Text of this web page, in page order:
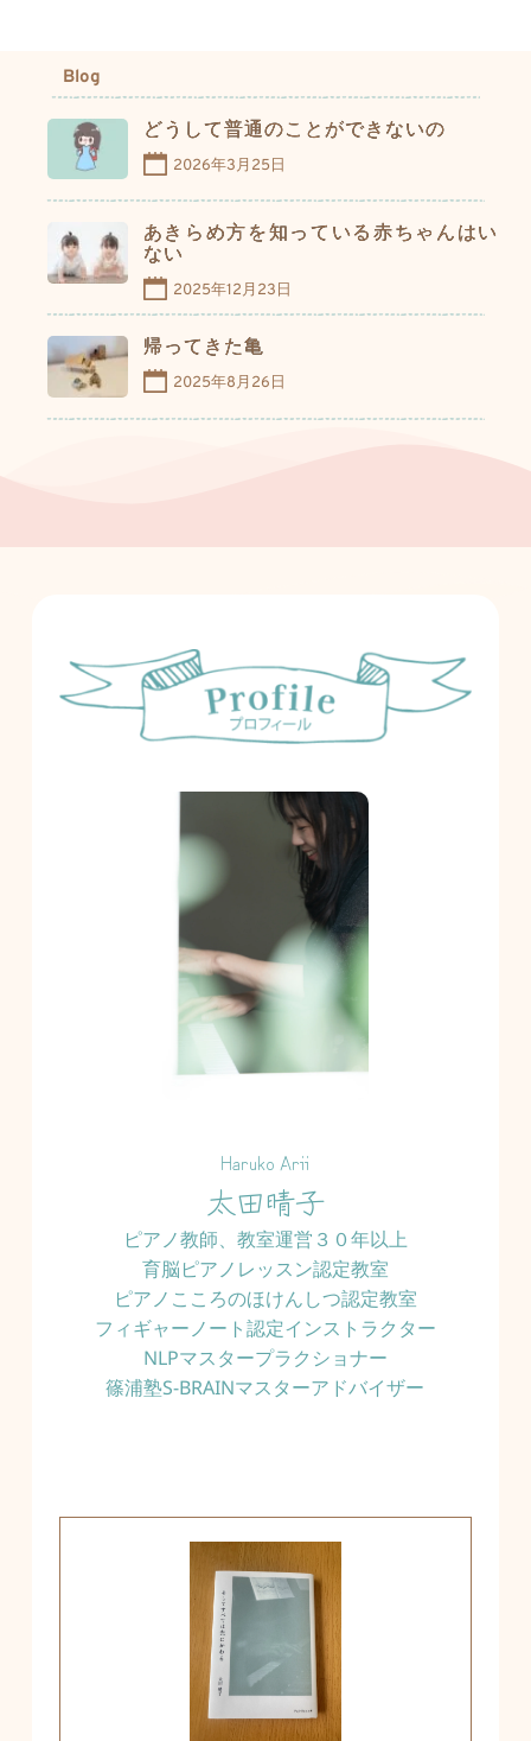
Blog
どうして普通のことができないの
2026年3月25日
あきらめ方を知っている赤ちゃんはい
ない
2025年12月23日
帰ってきた亀
2025年8月26日
Haruko Arii
太田晴子
ピアノ教師、教室運営３０年以上
育脳ピアノレッスン認定教室
ピアノこころのほけんしつ認定教室
フィギャーノート認定インストラクター
NLPマスタープラクショナー
篠浦塾S-BRAINマスターアドバイザー